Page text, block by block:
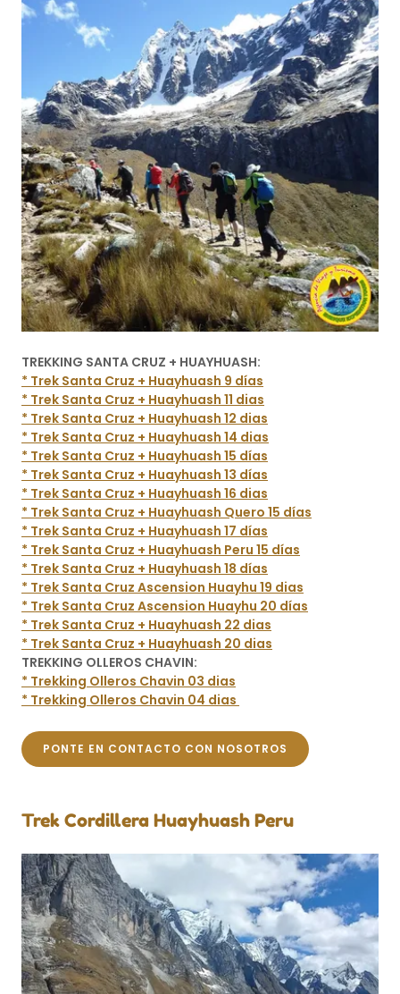
TREKKING SANTA CRUZ + HUAYHUASH:
* Trek Santa Cruz + Huayhuash 9 días
* Trek Santa Cruz + Huayhuash 11 dias
* Trek Santa Cruz + Huayhuash 12 dias
* Trek Santa Cruz + Huayhuash 14 dias
* Trek Santa Cruz + Huayhuash 15 días
* Trek Santa Cruz + Huayhuash 13 días
* Trek Santa Cruz + Huayhuash 16 dias
* Trek Santa Cruz + Huayhuash Quero 15 días
* Trek Santa Cruz + Huayhuash 17 días
* Trek Santa Cruz + Huayhuash Peru 15 días
* Trek Santa Cruz + Huayhuash 18 días
* Trek Santa Cruz Ascension Huayhu 19 dias
* Trek Santa Cruz Ascension Huayhu 20 días
* Trek Santa Cruz + Huayhuash 22 dias
* Trek Santa Cruz + Huayhuash 20 dias
TREKKING OLLEROS CHAVIN:
* Trekking Olleros Chavin 03 dias
* Trekking Olleros Chavin 04 dias
PONTE EN CONTACTO CON NOSOTROS
Trek Cordillera Huayhuash Peru